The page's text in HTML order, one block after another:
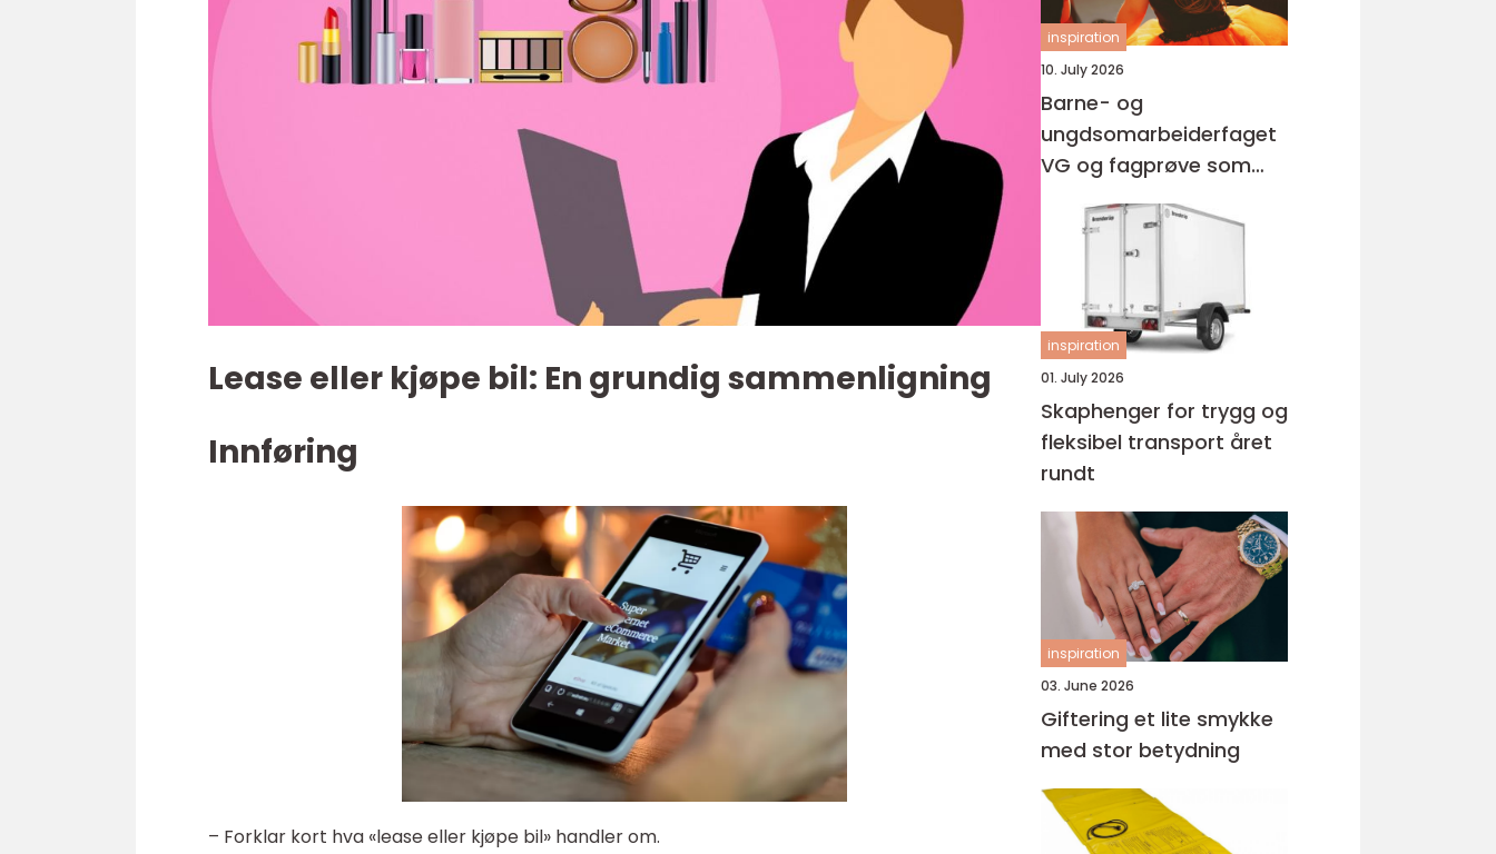
Lease eller kjøpe bil: En grundig sammenligning
Innføring
– Forklar kort hva «lease eller kjøpe bil» handler om.
inspiration
10. July 2026
Barne- og
ungdsomarbeiderfaget
VG og fagprøve som
barne- og
ungdomsarbeider
inspiration
01. July 2026
Skaphenger for trygg og
fleksibel transport året
rundt
inspiration
03. June 2026
Giftering et lite smykke
med stor betydning